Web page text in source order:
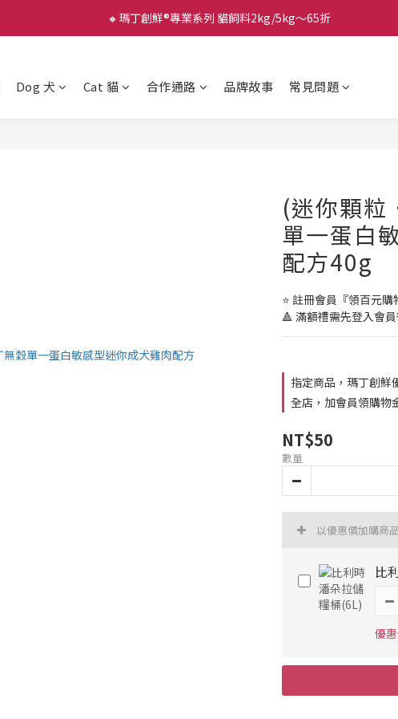
🔸瑪丁創鮮®專業系列 貓飼料2kg/5kg～65折
Dog 犬 Cat 貓 合作通路 品牌故事 常見問題
(迷你顆粒
單一蛋白
配方40g
⭐️ 註冊會員『領百元
🔺 滿額禮需先登入會
指定商品，瑪丁創鮮
全店，加會員領購物
NT$50
數量
以優惠價加購商
比
優